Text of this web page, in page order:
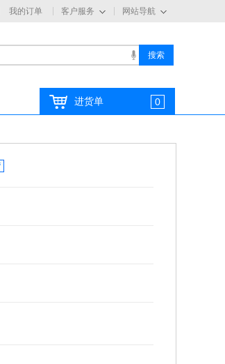
网站导航
客户服务
我的订单
进货单 0